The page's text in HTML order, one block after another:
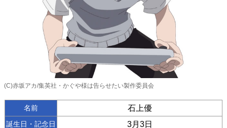
(C)赤坂アカ/集英社・かぐや様は告らせたい製作委員会
名前 石上優
誕生日・記念日 3月3日